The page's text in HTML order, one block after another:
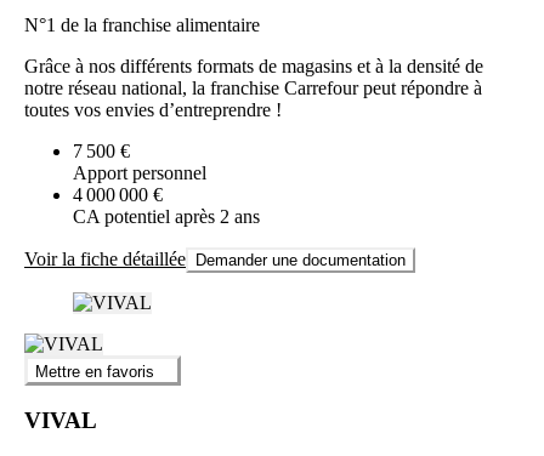
N°1 de la franchise alimentaire
Grâce à nos différents formats de magasins et à la densité de
notre réseau national, la franchise Carrefour peut répondre à
toutes vos envies d’entreprendre !
7 500 €
Apport personnel
4 000 000 €
CA potentiel après 2 ans
Voir la fiche détaillée Demander une documentation
Mettre en favoris
VIVAL